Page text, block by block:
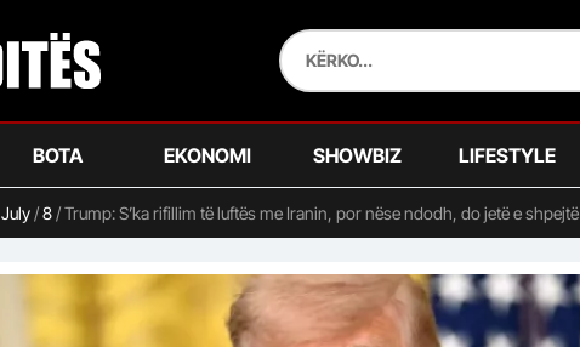
BOTA EKONOMI SHOWBIZ LIFESTYLE
July/8/Trump: S’ka rifillim të luftës me Iranin, por nëse ndodh, do jetë e shpejtë